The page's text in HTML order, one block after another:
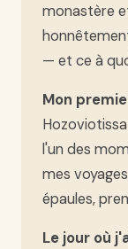
monastère
— et ce à
Mon
l'un des
mes
épaules,
Le jour où